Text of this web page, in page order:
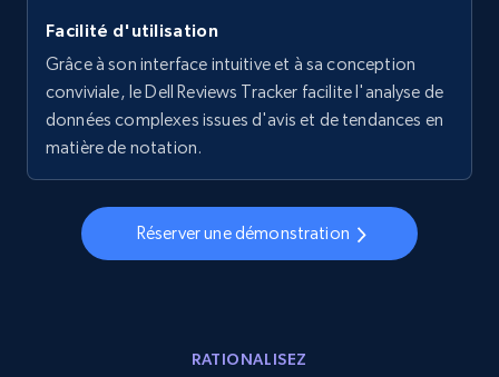
Walmart - products - Collects products by
specific keywords
URL, Final price, Sku, Currency, Gtin,
Specifications, Image urls, Top reviews, and
more.
5.6K+ 875+ Commencer
Facilité d'utilisation
Grâce à son interface intuitive et à sa conception
conviviale, le Dell Reviews Tracker facilite l'analyse de
données complexes issues d'avis et de tendances en
matière de notation.
Réserver une démonstration
RATIONALISEZ